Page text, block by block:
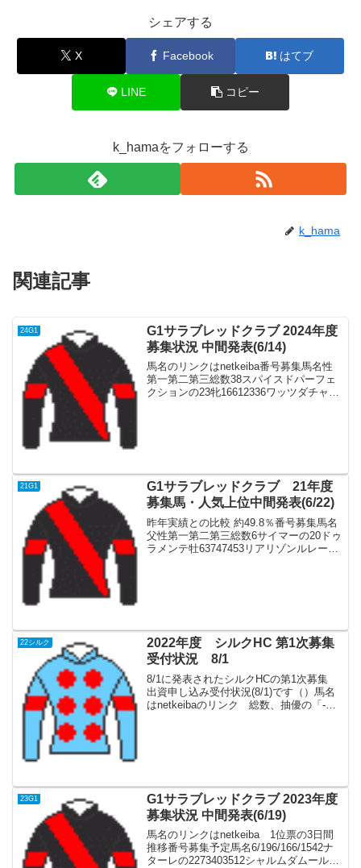
シェアする
X Facebook はてブ
LINE コピー
k_hamaをフォローする
k_hama
関連記事
24G1
G1サラブレッドクラブ 2024年度
募集状況 中間発表(6/14)
馬名のリンクはnetkeiba番号募集馬名性
第一第二第三総数38スパイスドパーフェ
クションの23牝16612336ワッツダチャン
21G1
G1サラブレッドクラブ 21年度
募集馬・人気上位中間発表(6/22)
昨年実績との比較 約49.8％番号募集馬名
父性第一第二第三総数6サイマーの20ドゥ
ラメンテ牡63747453リアリゾンルレーヴ
22シルク
2022年度 シルクHC 第1次募集
受付状況 8/1
8/1に発表されたシルクHCの第1次募集
出資申し込み受付状況(8/1)です（）馬名
はnetkeibaのリンク 総数、抽優の「-」
23G1
G1サラブレッドクラブ 2023年度
募集状況 中間発表(6/19)
馬名のリンクはnetkeiba 1位票の3日間
推移番号募集予定馬名6/196/166/1542ナ
ターレの2273403512シャルムダムールの